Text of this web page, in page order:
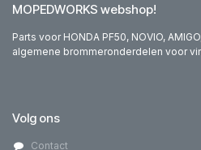
MOPEDWORKS webshop!
Parts voor HONDA PF50, NOVIO,
algemene brommeronderdelen voor
Volg ons
Contact